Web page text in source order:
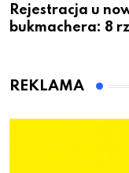
Rejestracja u
bukmachera: 8
REKLAMA